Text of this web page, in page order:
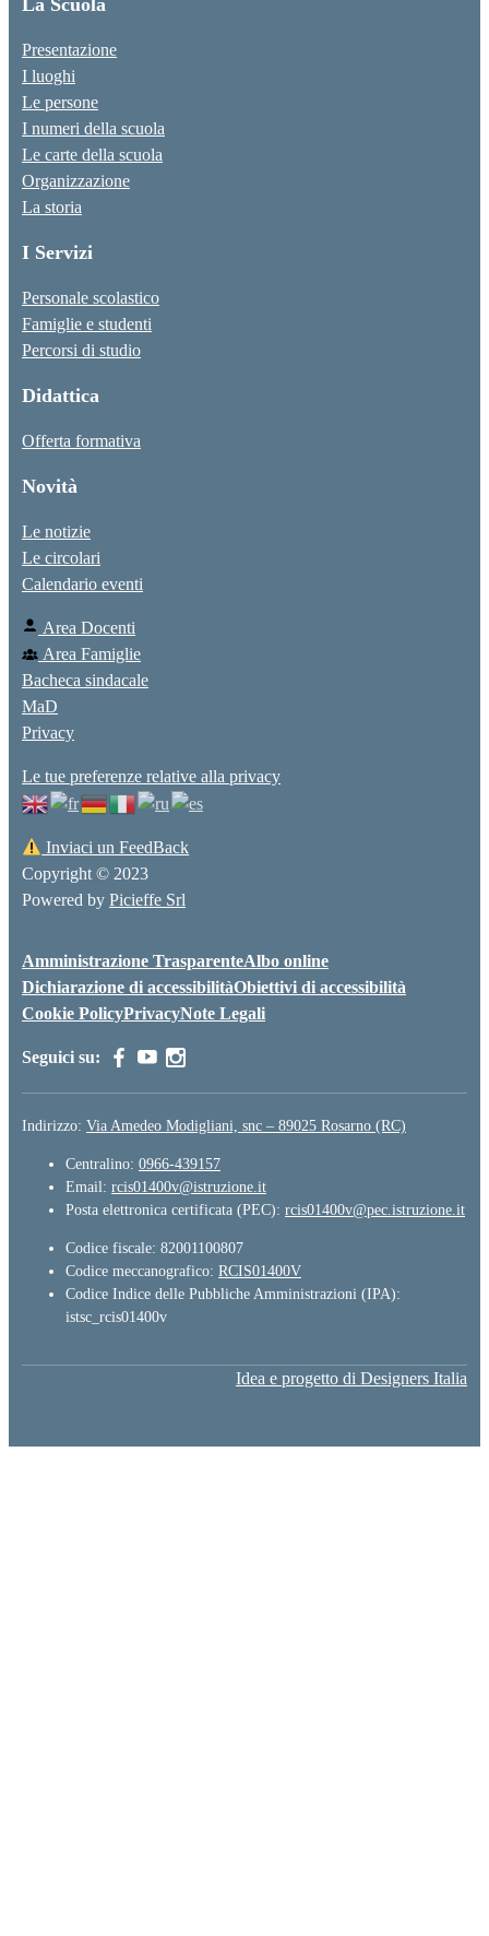
Presentazione
I luoghi
Le persone
I numeri della scuola
Le carte della scuola
Organizzazione
La storia
I Servizi
Personale scolastico
Famiglie e studenti
Percorsi di studio
Didattica
Offerta formativa
Novità
Le notizie
Le circolari
Calendario eventi
Area Docenti
Area Famiglie
Bacheca sindacale
MaD
Privacy
Le tue preferenze relative alla privacy
Inviaci un FeedBack
Copyright © 2023
Powered by Picieffe Srl
Amministrazione TrasparenteAlbo online
Dichiarazione di accessibilitàObiettivi di accessibilità
Cookie PolicyPrivacyNote Legali
Seguici su:
Indirizzo: Via Amedeo Modigliani, snc – 89025 Rosarno (RC)
Centralino: 0966-439157
Email: rcis01400v@istruzione.it
Posta elettronica certificata (PEC): rcis01400v@pec.istruzione.it
Codice fiscale: 82001100807
Codice meccanografico: RCIS01400V
Codice Indice delle Pubbliche Amministrazioni (IPA):
istsc_rcis01400v
Idea e progetto di Designers Italia